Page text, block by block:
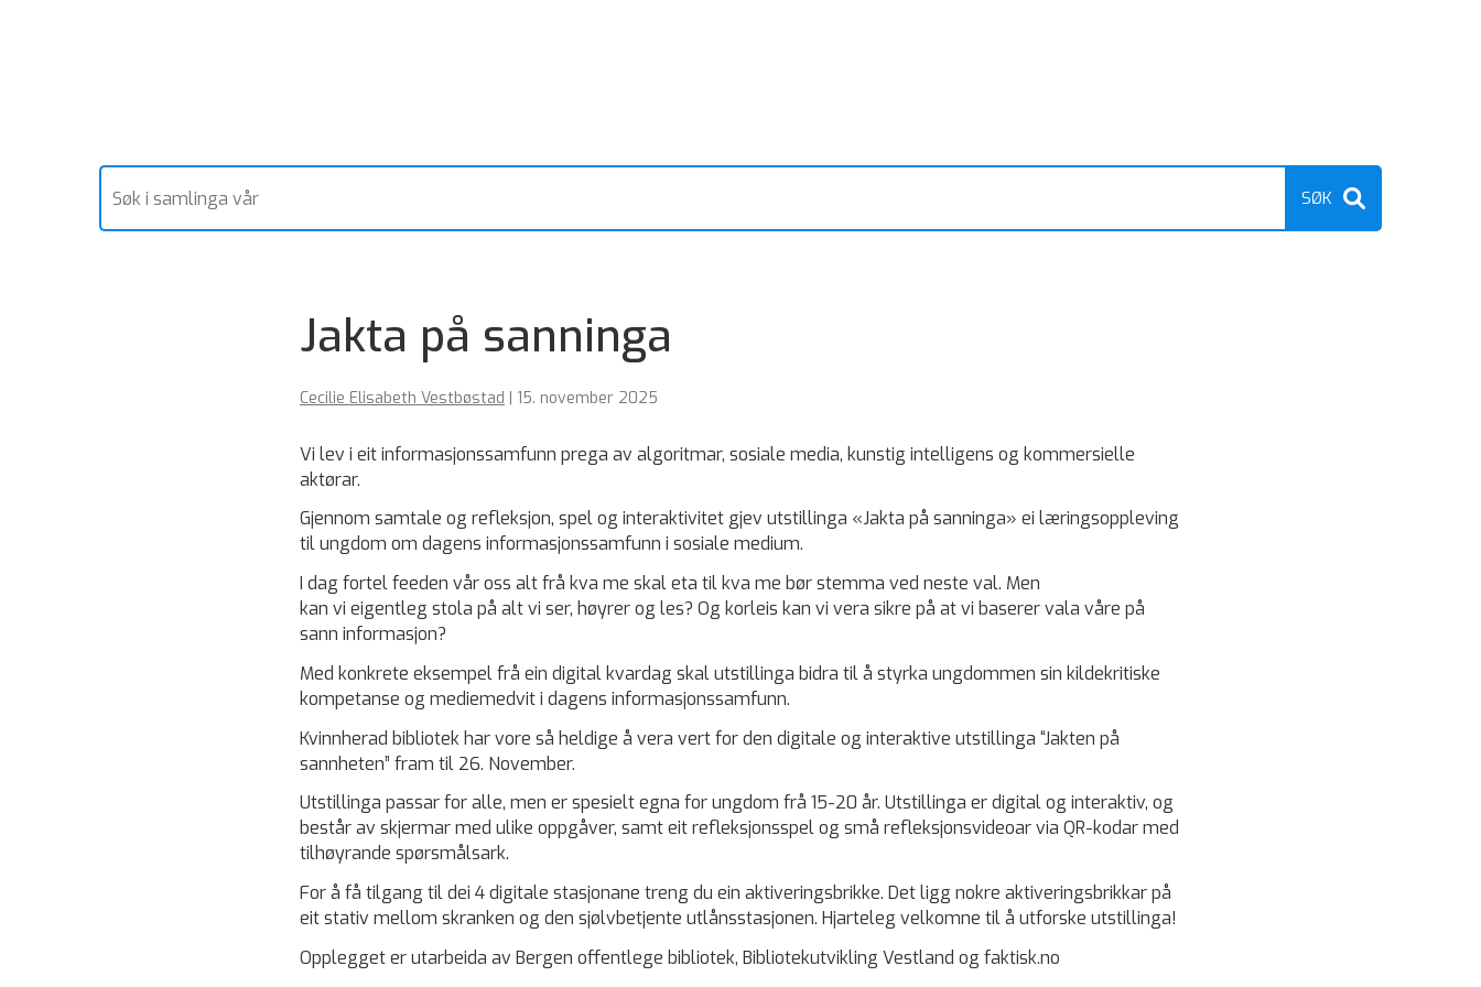
Jakta på sanninga
Cecilie Elisabeth Vestbøstad | 15. november 2025
Vi lev i eit informasjonssamfunn prega av algoritmar, sosiale media, kunstig intelligens og kommersielle
aktørar.
Gjennom samtale og refleksjon, spel og interaktivitet gjev utstillinga «Jakta på sanninga» ei læringsoppleving
til ungdom om dagens informasjonssamfunn i sosiale medium.
I dag fortel feeden vår oss alt frå kva me skal eta til kva me bør stemma ved neste val. Men
kan vi eigentleg stola på alt vi ser, høyrer og les? Og korleis kan vi vera sikre på at vi baserer vala våre på
sann informasjon?
Med konkrete eksempel frå ein digital kvardag skal utstillinga bidra til å styrka ungdommen sin kildekritiske
kompetanse og mediemedvit i dagens informasjonssamfunn.
Kvinnherad bibliotek har vore så heldige å vera vert for den digitale og interaktive utstillinga “Jakten på
sannheten” fram til 26. November.
Utstillinga passar for alle, men er spesielt egna for ungdom frå 15-20 år. Utstillinga er digital og interaktiv, og
består av skjermar med ulike oppgåver, samt eit refleksjonsspel og små refleksjonsvideoar via QR-kodar med
tilhøyrande spørsmålsark.
For å få tilgang til dei 4 digitale stasjonane treng du ein aktiveringsbrikke. Det ligg nokre aktiveringsbrikkar på
eit stativ mellom skranken og den sjølvbetjente utlånsstasjonen. Hjarteleg velkomne til å utforske utstillinga!
Opplegget er utarbeida av Bergen offentlege bibliotek, Bibliotekutvikling Vestland og faktisk.no